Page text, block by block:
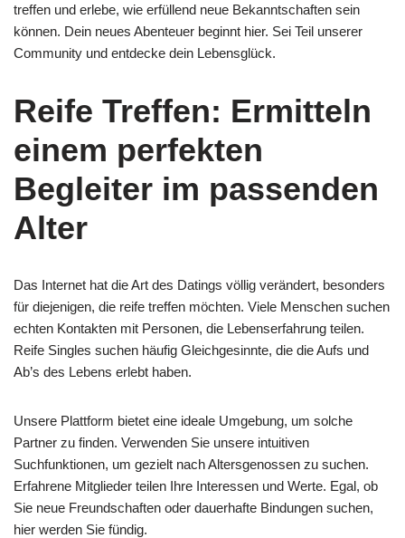
treffen und erlebe, wie erfüllend neue Bekanntschaften sein
können. Dein neues Abenteuer beginnt hier. Sei Teil unserer
Community und entdecke dein Lebensglück.
Reife Treffen: Ermitteln
einem perfekten
Begleiter im passenden
Alter
Das Internet hat die Art des Datings völlig verändert, besonders
für diejenigen, die reife treffen möchten. Viele Menschen suchen
echten Kontakten mit Personen, die Lebenserfahrung teilen.
Reife Singles suchen häufig Gleichgesinnte, die die Aufs und
Ab’s des Lebens erlebt haben.
Unsere Plattform bietet eine ideale Umgebung, um solche
Partner zu finden. Verwenden Sie unsere intuitiven
Suchfunktionen, um gezielt nach Altersgenossen zu suchen.
Erfahrene Mitglieder teilen Ihre Interessen und Werte. Egal, ob
Sie neue Freundschaften oder dauerhafte Bindungen suchen,
hier werden Sie fündig.